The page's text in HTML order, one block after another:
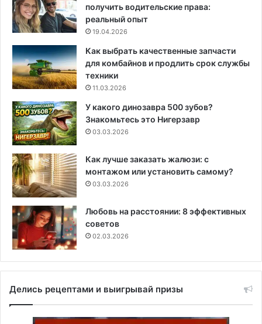
получить водительские права:
реальный опыт
19.04.2026
Как выбрать качественные запчасти
для комбайнов и продлить срок службы
техники
11.03.2026
У какого динозавра 500 зубов?
Знакомьтесь это Нигерзавр
03.03.2026
Как лучше заказать жалюзи: с
монтажом или установить самому?
03.03.2026
Любовь на расстоянии: 8 эффективных
советов
02.03.2026
Делись рецептами и выигрывай призы